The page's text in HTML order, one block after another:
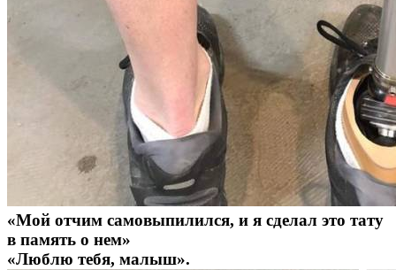
«Мой отчим самовыпилился, и я сделал это тату
в память о нем»
«Люблю тебя, малыш».